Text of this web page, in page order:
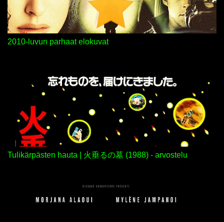
t
i
2010-luvun parhaat elokuvat
Tulikärpästen hauta | 火垂るの墓 (1988) - arvostelu